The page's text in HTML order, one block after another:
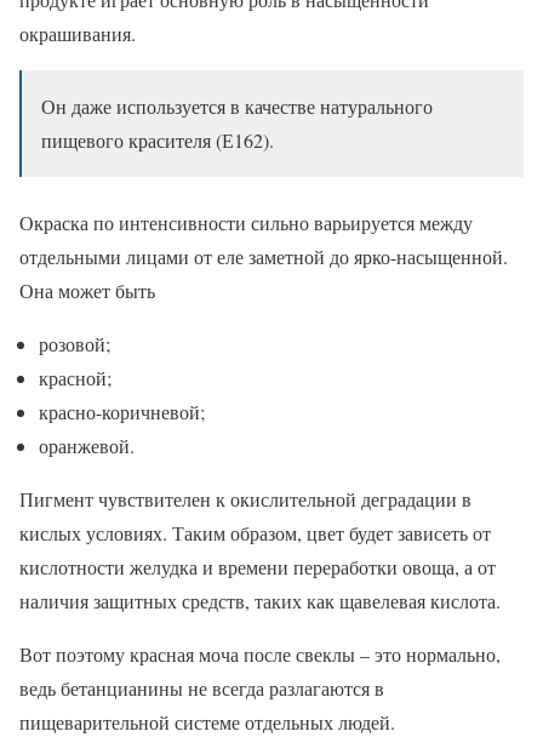
окрашивания.
Он даже используется в качестве натурального
пищевого красителя (Е162).
Окраска по интенсивности сильно варьируется между
отдельными лицами от еле заметной до ярко-насыщенной.
Она может быть
розовой;
красной;
красно-коричневой;
оранжевой.
Пигмент чувствителен к окислительной деградации в
кислых условиях. Таким образом, цвет будет зависеть от
кислотности желудка и времени переработки овоща, а от
наличия защитных средств, таких как щавелевая кислота.
Вот поэтому красная моча после свеклы – это нормально,
ведь бетанцианины не всегда разлагаются в
пищеварительной системе отдельных людей.